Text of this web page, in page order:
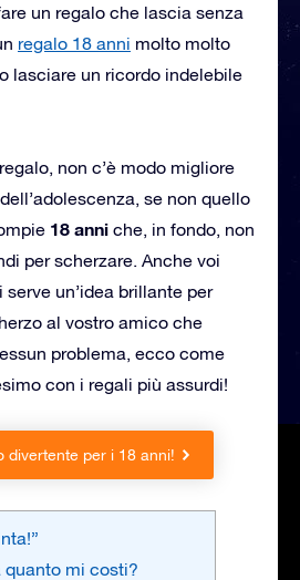
un regalo che lascia senza
regalo 18 anni molto molto
lasciare un ricordo indelebile
non c’è modo migliore
se non quello
18 anni che, in fondo, non
per scherzare. Anche voi
serve un’idea brillante per
al vostro amico che
problema, ecco come
con i regali più assurdi!
divertente per i 18 anni!
quanto mi costi?